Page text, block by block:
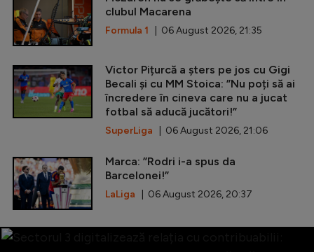
clubul Macarena
Formula 1 | 06 August 2026, 21:35
Victor Pițurcă a șters pe jos cu Gigi
Becali și cu MM Stoica: ”Nu poți să ai
încredere în cineva care nu a jucat
fotbal să aducă jucători!”
SuperLiga | 06 August 2026, 21:06
Marca: ”Rodri i-a spus da
Barcelonei!”
LaLiga | 06 August 2026, 20:37